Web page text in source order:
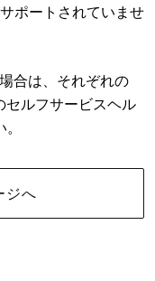
ポートされていませ
合は、それぞれの
セルフサービスヘル
ジへ